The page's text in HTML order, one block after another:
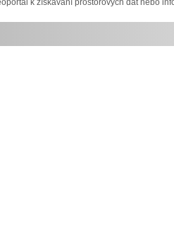
k získávání prostorových dat nebo